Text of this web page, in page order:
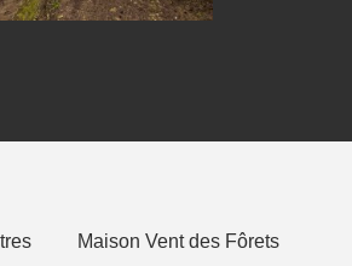
Maison Vent des Fôrets